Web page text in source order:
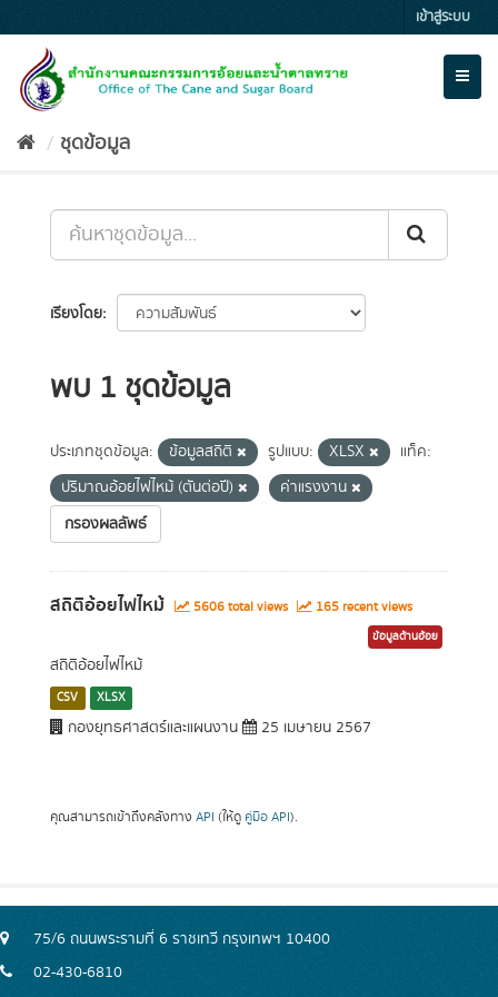
to
content
เข้าสู่ระบบ
ชุดข้อมูล
เรียงโดย
พบ 1 ชุดข้อมูล
ประเภทชุดข้อมูล: ข้อมูลสถิติ รูปแบบ: XLSX
แท็ค:
ปริมาณอ้อยไฟไหม้ (ตันต่อปี)
ค่าแรงงาน
กรองผลลัพธ์
สถิติอ้อยไฟไหม้ 5606 total views 165 recent views
ข้อมูลด้านอ้อย
สถิติอ้อยไฟไหม้
CSV XLSX
กองยุทธศาสตร์และแผนงาน 25 เมษายน 2567
คุณสามารถเข้าถึงคลังทาง API (ให้ดู คู่มือ API).
75/6 ถนนพระรามที่ 6 ราชเทวี กรุงเทพฯ 10400
02-430-6810